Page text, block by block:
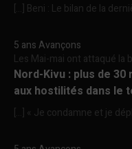
[…] Beni : Le bilan de la
5 ans Avançons
Les Mai-mai ont attaqué la
Nord-Kivu : plus de
aux hostilités dans le
[…] « Je condamne et je